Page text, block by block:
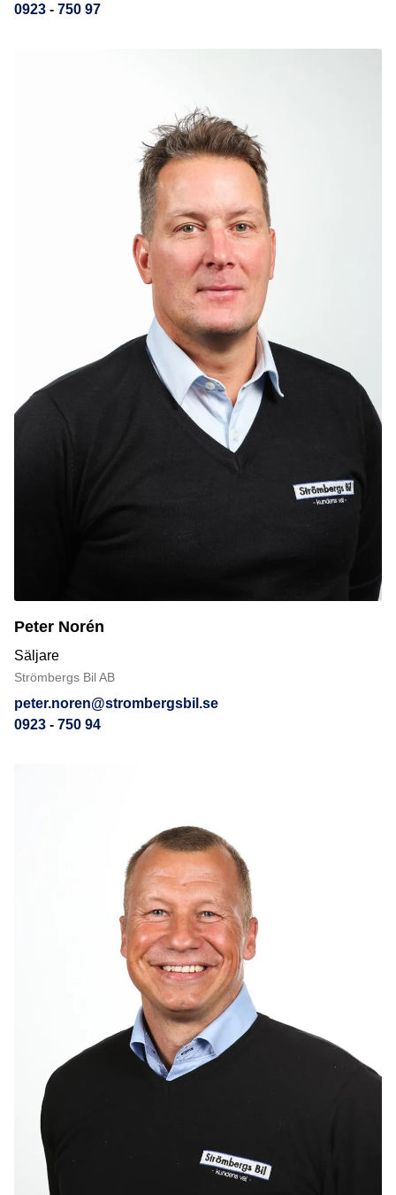
0923 - 750 97
Peter Norén
Säljare
Strömbergs Bil AB
peter.noren@strombergsbil.se
0923 - 750 94